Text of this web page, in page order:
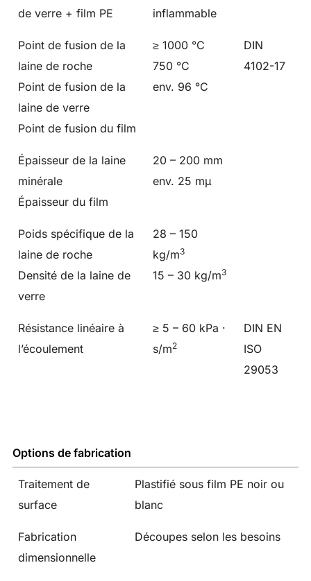
de verre + film PE
inflammable
Point de fusion de la
laine de roche
Point de fusion de la
laine de verre
Point de fusion du film
≥ 1000 °C
750 °C
env. 96 °C
DIN
4102-17
Épaisseur de la laine
minérale
Épaisseur du film
20 – 200 mm
env. 25 mμ
Poids spécifique de la
laine de roche
Densité de la laine de
verre
28 – 150
kg/m3
15 – 30 kg/m3
Résistance linéaire à
l’écoulement
≥ 5 – 60 kPa ·
s/m2
DIN EN
ISO
29053
Options de fabrication
Traitement de
surface
Plastifié sous film PE noir ou
blanc
Fabrication
dimensionnelle
Découpes selon les besoins